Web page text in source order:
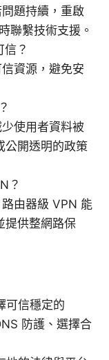
題持續，重啟
聯繫技術支援。
？
資源，避免安
使用者資料被
公開透明的政策
？
由器級 VPN 能
提供整網路保
可信穩定的
防護、選擇合